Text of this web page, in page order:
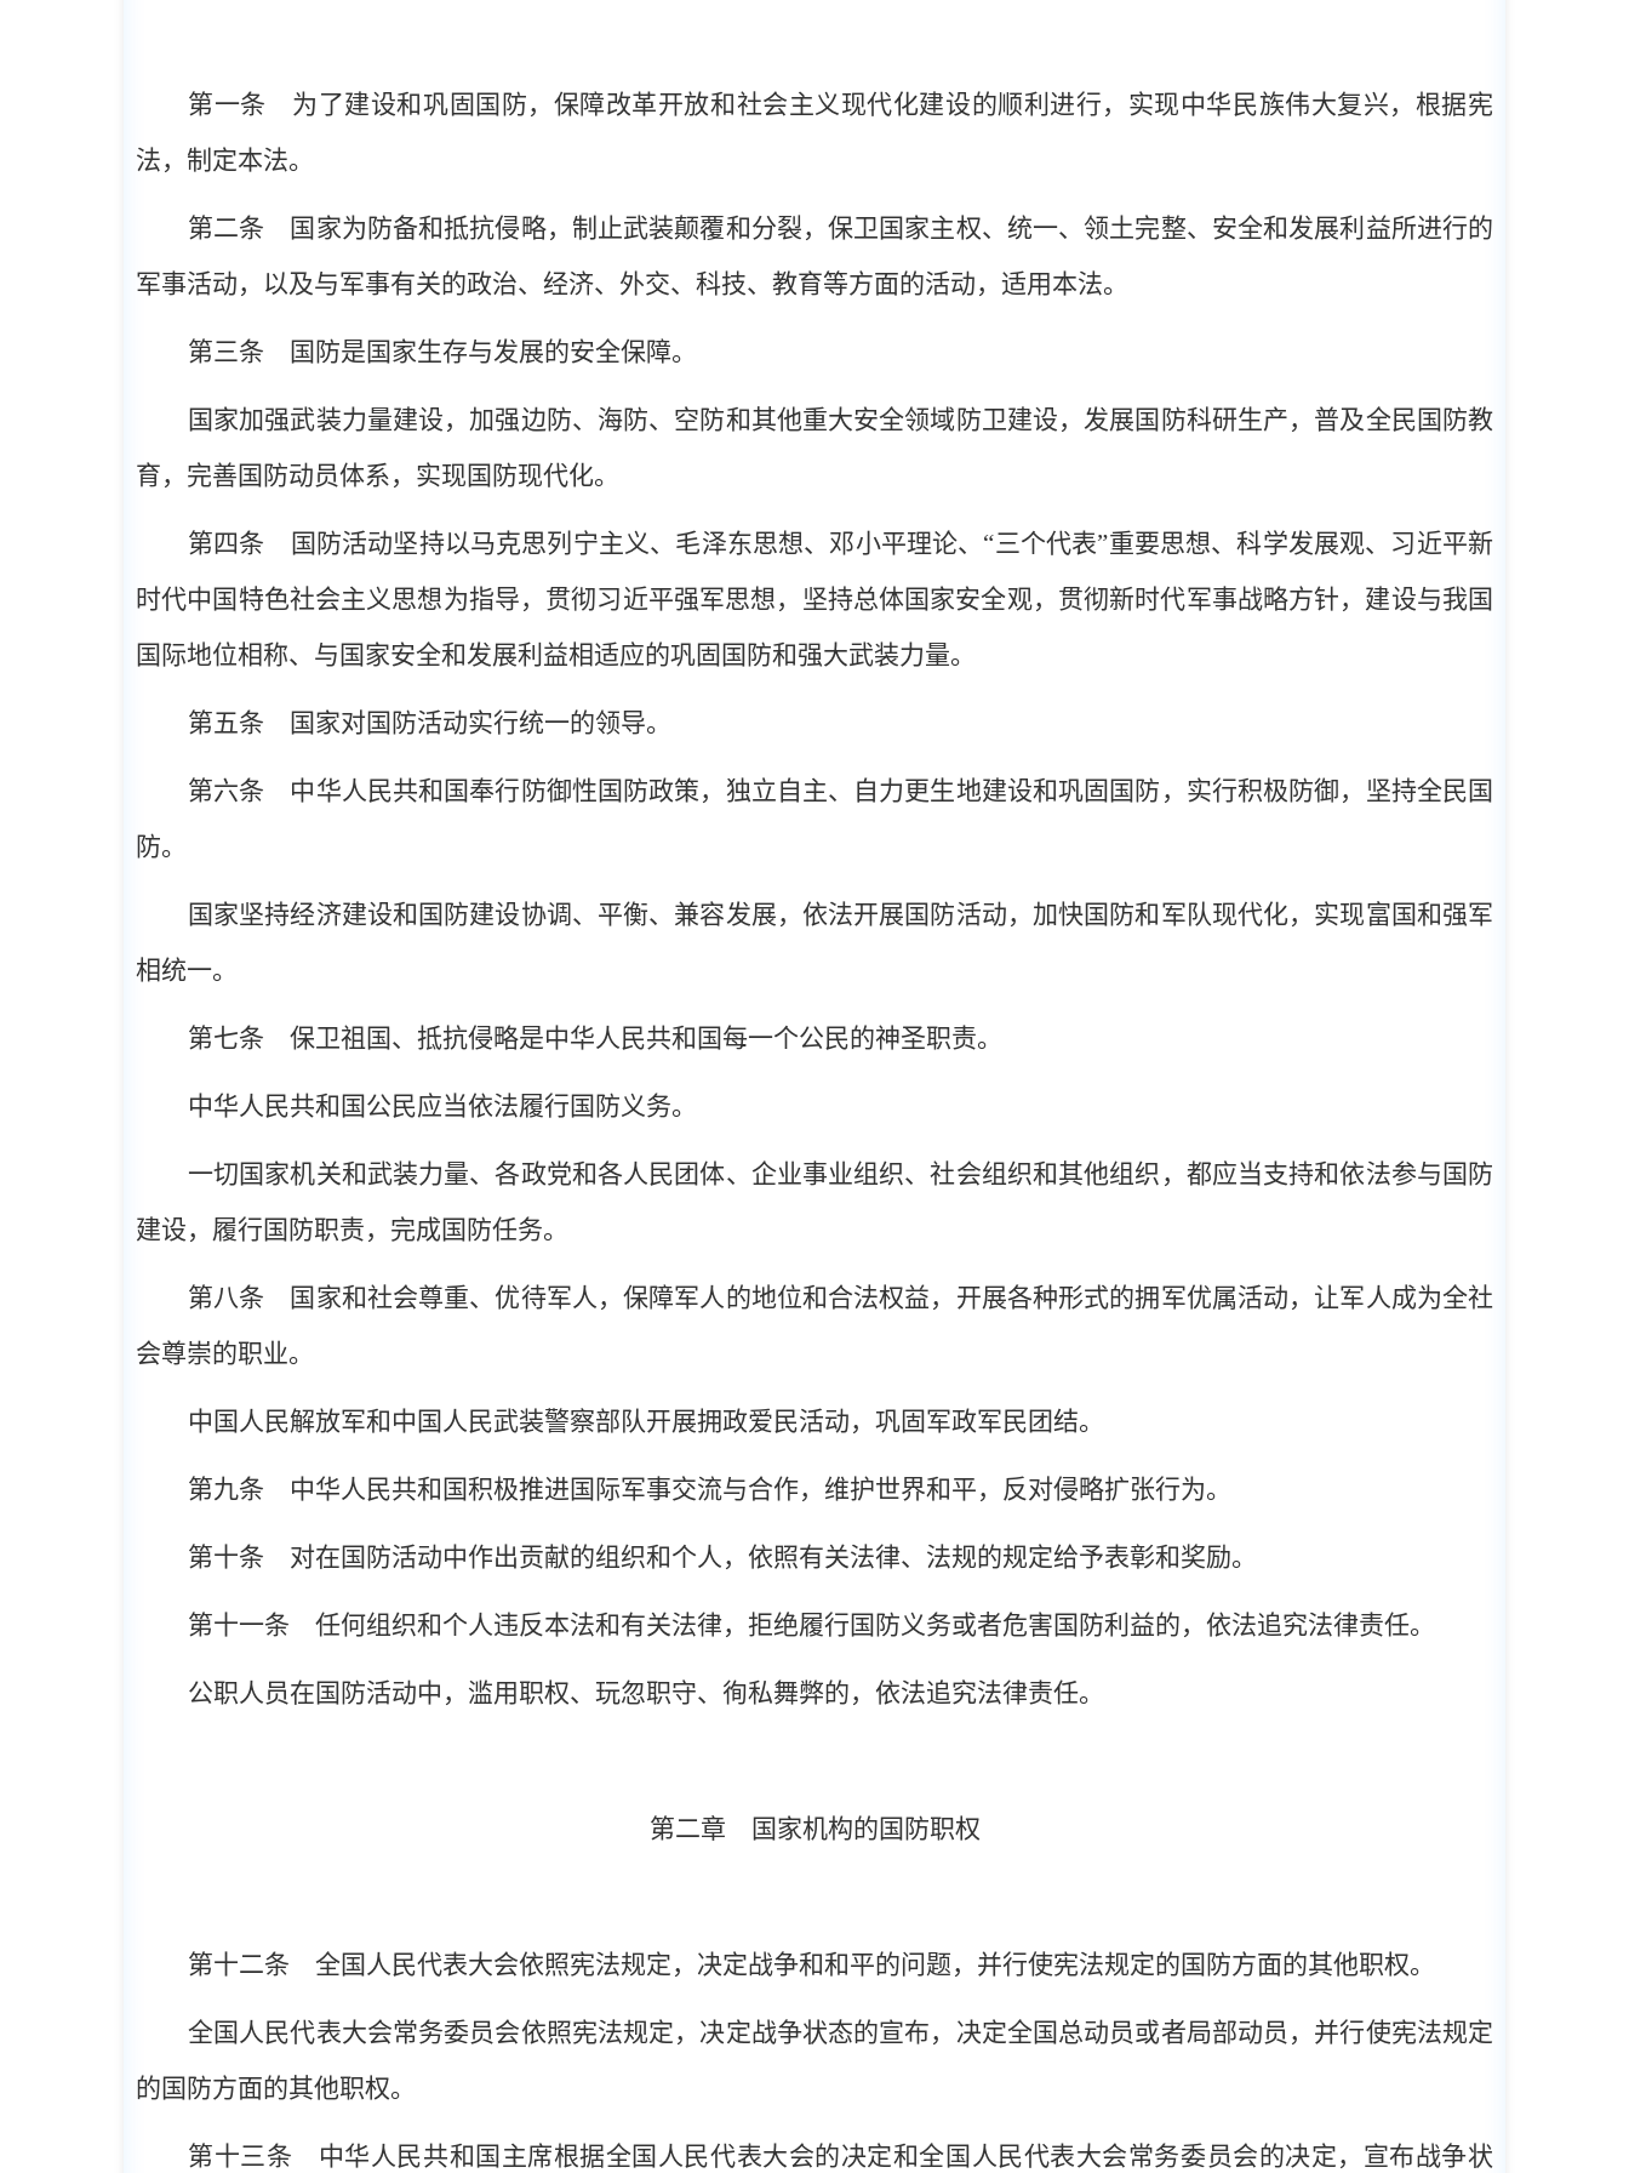
第一条 为了建设和巩固国防，保障改革开放和社会主义现代化建设的顺利进行，实现中华民族伟大复兴，根据宪
法，制定本法。
第二条 国家为防备和抵抗侵略，制止武装颠覆和分裂，保卫国家主权、统一、领土完整、安全和发展利益所进行的
军事活动，以及与军事有关的政治、经济、外交、科技、教育等方面的活动，适用本法。
第三条 国防是国家生存与发展的安全保障。
国家加强武装力量建设，加强边防、海防、空防和其他重大安全领域防卫建设，发展国防科研生产，普及全民国防教
育，完善国防动员体系，实现国防现代化。
第四条 国防活动坚持以马克思列宁主义、毛泽东思想、邓小平理论、 “三个代表”重要思想、科学发展观、习近平新
时代中国特色社会主义思想为指导，贯彻习近平强军思想，坚持总体国家安全观，贯彻新时代军事战略方针，建设与我国
国际地位相称、与国家安全和发展利益相适应的巩固国防和强大武装力量。
第五条 国家对国防活动实行统一的领导。
第六条 中华人民共和国奉行防御性国防政策，独立自主、自力更生地建设和巩固国防，实行积极防御，坚持全民国
防。
国家坚持经济建设和国防建设协调、平衡、兼容发展，依法开展国防活动，加快国防和军队现代化，实现富国和强军
相统一。
第七条 保卫祖国、抵抗侵略是中华人民共和国每一个公民的神圣职责。
中华人民共和国公民应当依法履行国防义务。
一切国家机关和武装力量、各政党和各人民团体、企业事业组织、社会组织和其他组织，都应当支持和依法参与国防
建设，履行国防职责，完成国防任务。
第八条 国家和社会尊重、优待军人，保障军人的地位和合法权益，开展各种形式的拥军优属活动，让军人成为全社
会尊崇的职业。
中国人民解放军和中国人民武装警察部队开展拥政爱民活动，巩固军政军民团结。
第九条 中华人民共和国积极推进国际军事交流与合作，维护世界和平，反对侵略扩张行为。
第十条 对在国防活动中作出贡献的组织和个人，依照有关法律、法规的规定给予表彰和奖励。
第十一条 任何组织和个人违反本法和有关法律，拒绝履行国防义务或者危害国防利益的，依法追究法律责任。
公职人员在国防活动中，滥用职权、玩忽职守、徇私舞弊的，依法追究法律责任。
第二章 国家机构的国防职权
第十二条 全国人民代表大会依照宪法规定，决定战争和和平的问题，并行使宪法规定的国防方面的其他职权。
全国人民代表大会常务委员会依照宪法规定，决定战争状态的宣布，决定全国总动员或者局部动员，并行使宪法规定
的国防方面的其他职权。
第十三条 中华人民共和国主席根据全国人民代表大会的决定和全国人民代表大会常务委员会的决定，宣布战争状